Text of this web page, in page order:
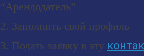
“Арендодатель”
2. Заполнить свой профиль
3. Подать заявку в эту